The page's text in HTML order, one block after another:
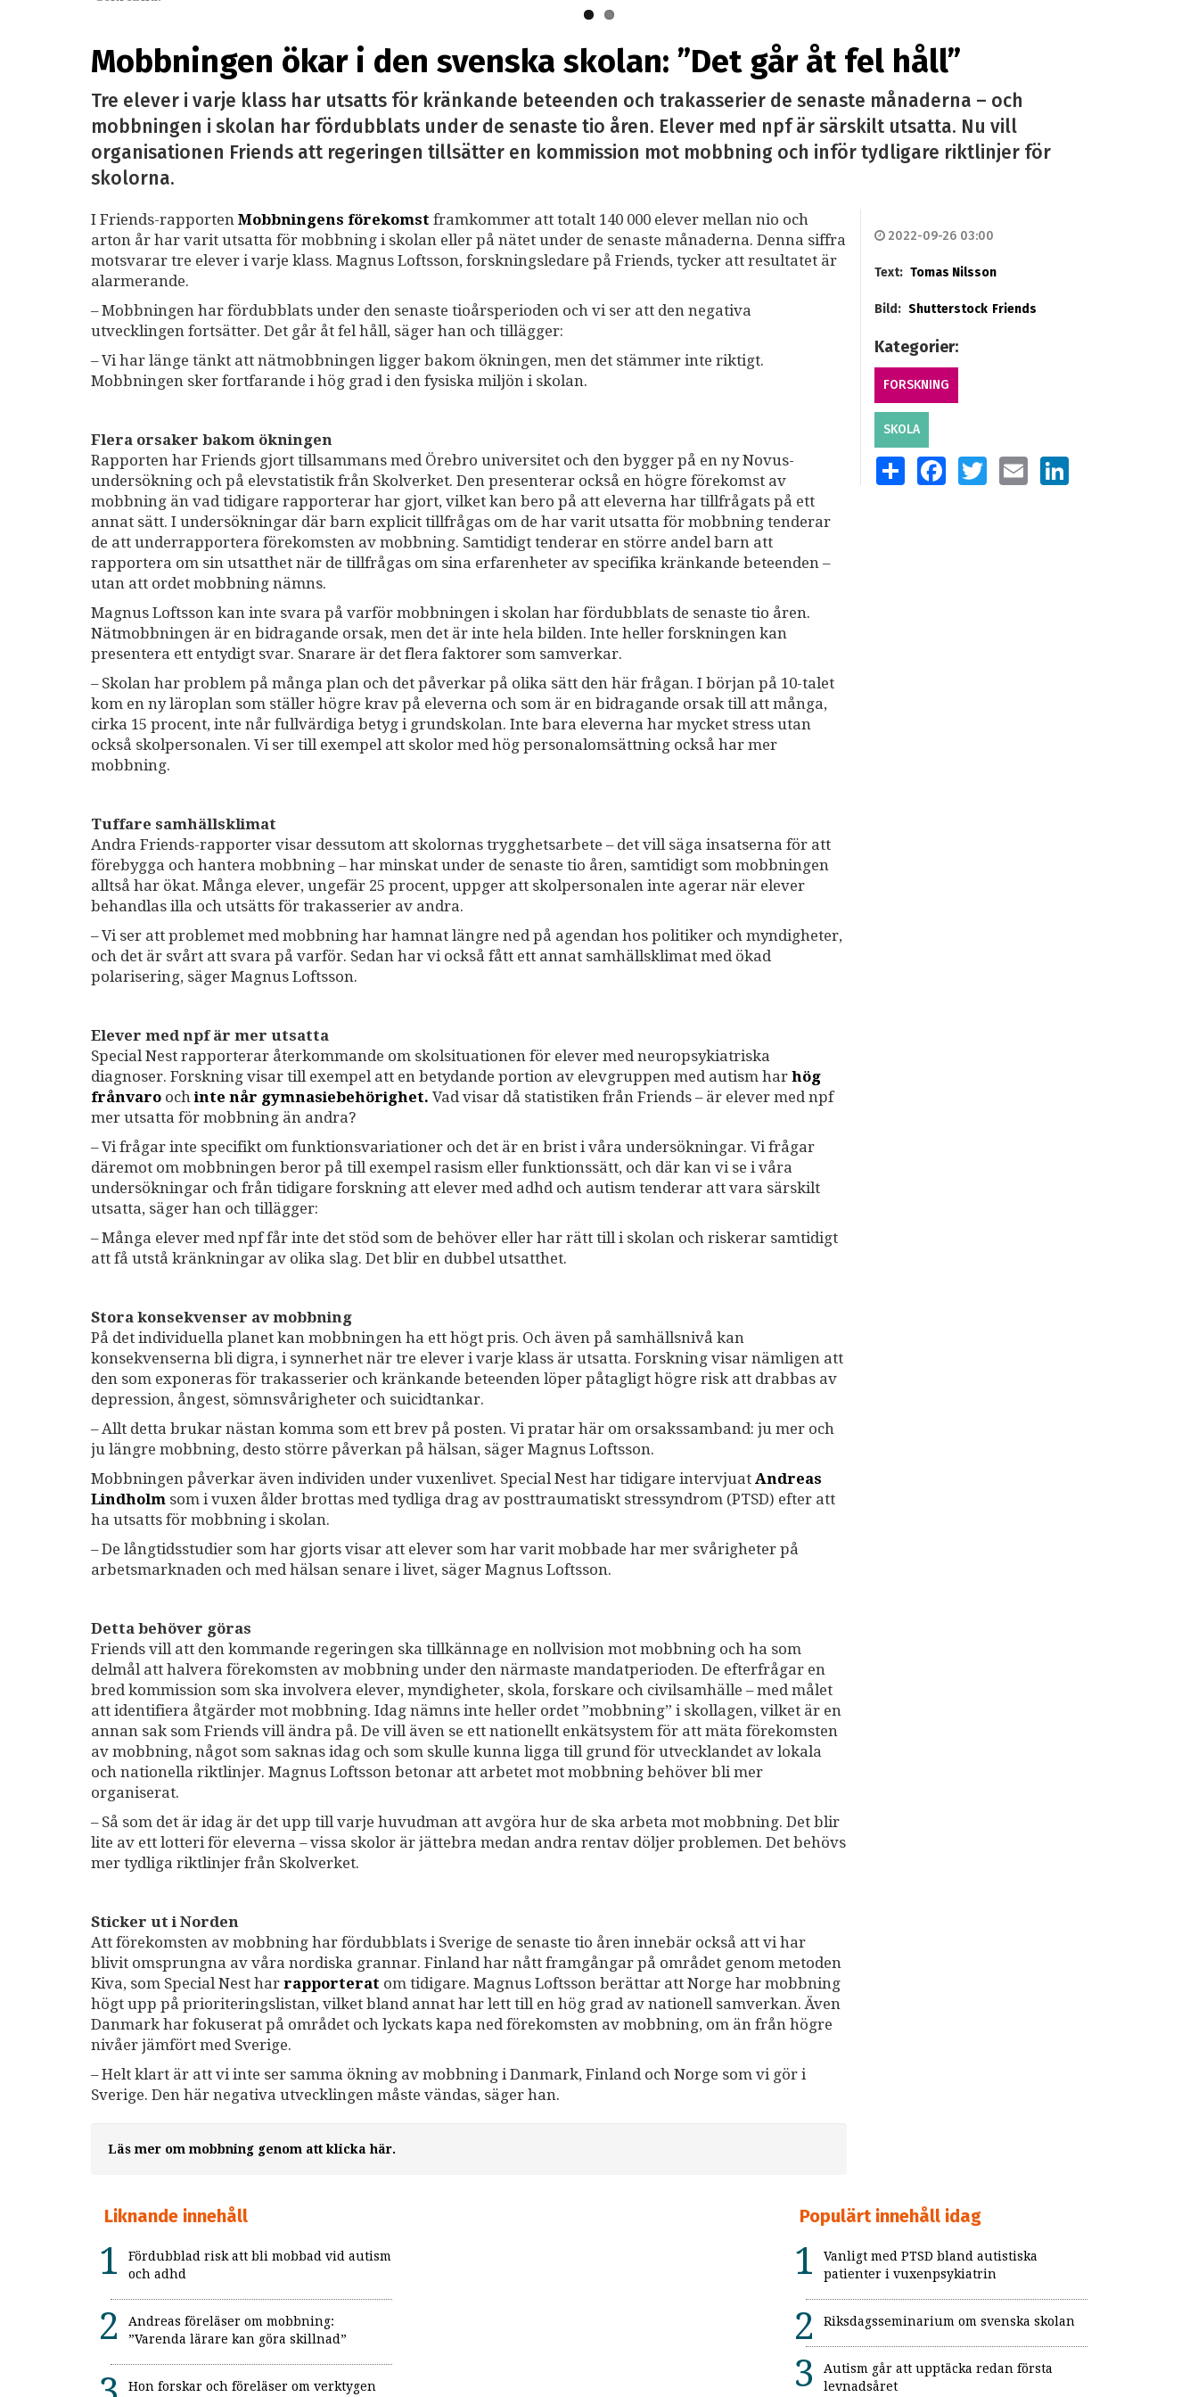
Mobbningen ökar i den svenska skolan: ”Det går åt fel håll”
Tre elever i varje klass har utsatts för kränkande beteenden och trakasserier de senaste månaderna – och
mobbningen i skolan har fördubblats under de senaste tio åren. Elever med npf är särskilt utsatta. Nu vill
organisationen Friends att regeringen tillsätter en kommission mot mobbning och inför tydligare riktlinjer för
skolorna.
I Friends-rapporten Mobbningens förekomst framkommer att totalt 140 000 elever mellan nio och
arton år har varit utsatta för mobbning i skolan eller på nätet under de senaste månaderna. Denna siffra
motsvarar tre elever i varje klass. Magnus Loftsson, forskningsledare på Friends, tycker att resultatet är
alarmerande.
– Mobbningen har fördubblats under den senaste tioårsperioden och vi ser att den negativa
utvecklingen fortsätter. Det går åt fel håll, säger han och tillägger:
– Vi har länge tänkt att nätmobbningen ligger bakom ökningen, men det stämmer inte riktigt.
Mobbningen sker fortfarande i hög grad i den fysiska miljön i skolan.
Flera orsaker bakom ökningen
Rapporten har Friends gjort tillsammans med Örebro universitet och den bygger på en ny Novus-
undersökning och på elevstatistik från Skolverket. Den presenterar också en högre förekomst av
mobbning än vad tidigare rapporterar har gjort, vilket kan bero på att eleverna har tillfrågats på ett
annat sätt. I undersökningar där barn explicit tillfrågas om de har varit utsatta för mobbning tenderar
de att underrapportera förekomsten av mobbning. Samtidigt tenderar en större andel barn att
rapportera om sin utsatthet när de tillfrågas om sina erfarenheter av specifika kränkande beteenden –
utan att ordet mobbning nämns.
Magnus Loftsson kan inte svara på varför mobbningen i skolan har fördubblats de senaste tio åren.
Nätmobbningen är en bidragande orsak, men det är inte hela bilden. Inte heller forskningen kan
presentera ett entydigt svar. Snarare är det flera faktorer som samverkar.
– Skolan har problem på många plan och det påverkar på olika sätt den här frågan. I början på 10-talet
kom en ny läroplan som ställer högre krav på eleverna och som är en bidragande orsak till att många,
cirka 15 procent, inte når fullvärdiga betyg i grundskolan. Inte bara eleverna har mycket stress utan
också skolpersonalen. Vi ser till exempel att skolor med hög personalomsättning också har mer
mobbning.
Tuffare samhällsklimat
Andra Friends-rapporter visar dessutom att skolornas trygghetsarbete – det vill säga insatserna för att
förebygga och hantera mobbning – har minskat under de senaste tio åren, samtidigt som mobbningen
alltså har ökat. Många elever, ungefär 25 procent, uppger att skolpersonalen inte agerar när elever
behandlas illa och utsätts för trakasserier av andra.
– Vi ser att problemet med mobbning har hamnat längre ned på agendan hos politiker och myndigheter,
och det är svårt att svara på varför. Sedan har vi också fått ett annat samhällsklimat med ökad
polarisering, säger Magnus Loftsson.
Elever med npf är mer utsatta
Special Nest rapporterar återkommande om skolsituationen för elever med neuropsykiatriska
diagnoser. Forskning visar till exempel att en betydande portion av elevgruppen med autism har hög
frånvaro ochinte når gymnasiebehörighet. Vad visar då statistiken från Friends – är elever med npf
mer utsatta för mobbning än andra?
– Vi frågar inte specifikt om funktionsvariationer och det är en brist i våra undersökningar. Vi frågar
däremot om mobbningen beror på till exempel rasism eller funktionssätt, och där kan vi se i våra
undersökningar och från tidigare forskning att elever med adhd och autism tenderar att vara särskilt
utsatta, säger han och tillägger:
– Många elever med npf får inte det stöd som de behöver eller har rätt till i skolan och riskerar samtidigt
att få utstå kränkningar av olika slag. Det blir en dubbel utsatthet.
Stora konsekvenser av mobbning
På det individuella planet kan mobbningen ha ett högt pris. Och även på samhällsnivå kan
konsekvenserna bli digra, i synnerhet när tre elever i varje klass är utsatta. Forskning visar nämligen att
den som exponeras för trakasserier och kränkande beteenden löper påtagligt högre risk att drabbas av
depression, ångest, sömnsvårigheter och suicidtankar.
– Allt detta brukar nästan komma som ett brev på posten. Vi pratar här om orsakssamband: ju mer och
ju längre mobbning, desto större påverkan på hälsan, säger Magnus Loftsson.
Mobbningen påverkar även individen under vuxenlivet. Special Nest har tidigare intervjuat Andreas
Lindholm som i vuxen ålder brottas med tydliga drag av posttraumatiskt stressyndrom (PTSD) efter att
ha utsatts för mobbning i skolan.
– De långtidsstudier som har gjorts visar att elever som har varit mobbade har mer svårigheter på
arbetsmarknaden och med hälsan senare i livet, säger Magnus Loftsson.
Detta behöver göras
Friends vill att den kommande regeringen ska tillkännage en nollvision mot mobbning och ha som
delmål att halvera förekomsten av mobbning under den närmaste mandatperioden. De efterfrågar en
bred kommission som ska involvera elever, myndigheter, skola, forskare och civilsamhälle – med målet
att identifiera åtgärder mot mobbning. Idag nämns inte heller ordet ”mobbning” i skollagen, vilket är en
annan sak som Friends vill ändra på. De vill även se ett nationellt enkätsystem för att mäta förekomsten
av mobbning, något som saknas idag och som skulle kunna ligga till grund för utvecklandet av lokala
och nationella riktlinjer. Magnus Loftsson betonar att arbetet mot mobbning behöver bli mer
organiserat.
– Så som det är idag är det upp till varje huvudman att avgöra hur de ska arbeta mot mobbning. Det blir
lite av ett lotteri för eleverna – vissa skolor är jättebra medan andra rentav döljer problemen. Det behövs
mer tydliga riktlinjer från Skolverket.
Sticker ut i Norden
Att förekomsten av mobbning har fördubblats i Sverige de senaste tio åren innebär också att vi har
blivit omsprungna av våra nordiska grannar. Finland har nått framgångar på området genom metoden
Kiva, som Special Nest har rapporterat om tidigare. Magnus Loftsson berättar att Norge har mobbning
högt upp på prioriteringslistan, vilket bland annat har lett till en hög grad av nationell samverkan. Även
Danmark har fokuserat på området och lyckats kapa ned förekomsten av mobbning, om än från högre
nivåer jämfört med Sverige.
– Helt klart är att vi inte ser samma ökning av mobbning i Danmark, Finland och Norge som vi gör i
Sverige. Den här negativa utvecklingen måste vändas, säger han.
Läs mer om mobbning genom att klicka här.
2022-09-26 03:00
Text: Tomas Nilsson
Bild: Shutterstock Friends
Kategorier:
FORSKNING
SKOLA
SHARE FACEBOOKTWITTEREMAIL LINKEDIN
Liknande innehåll
Fördubblad risk att bli mobbad vid autism
och adhd
Andreas föreläser om mobbning:
”Varenda lärare kan göra skillnad”
Hon forskar och föreläser om verktygen
Populärt innehåll idag
Vanligt med PTSD bland autistiska
patienter i vuxenpsykiatrin
Riksdagsseminarium om svenska skolan
Autism går att upptäcka redan första
levnadsåret